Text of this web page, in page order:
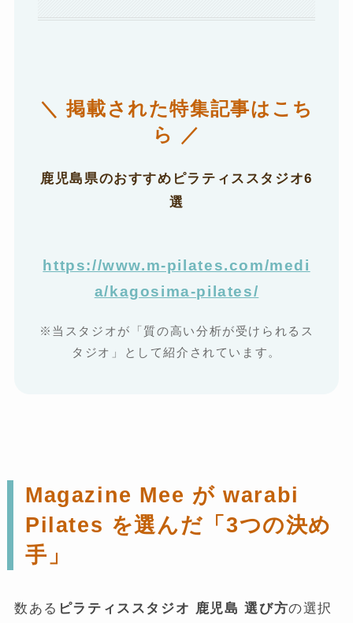
＼ 掲載された特集記事はこち
ら ／
鹿児島県のおすすめピラティススタジオ6
選
https://www.m-pilates.com/medi
a/kagosima-pilates/
※当スタジオが「質の高い分析が受けられるス
タジオ」として紹介されています。
Magazine Mee が warabi
Pilates を選んだ「3つの決め
手」
数ある ピラティススタジオ 鹿児島 選び方の選択